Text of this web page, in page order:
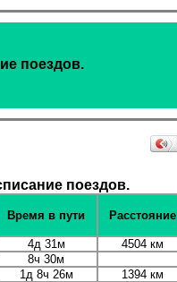
поездов.
поездов.
Время в пути Расстояние
4д 31м 4504 км
8ч 30м
1д 8ч 26м 1394 км